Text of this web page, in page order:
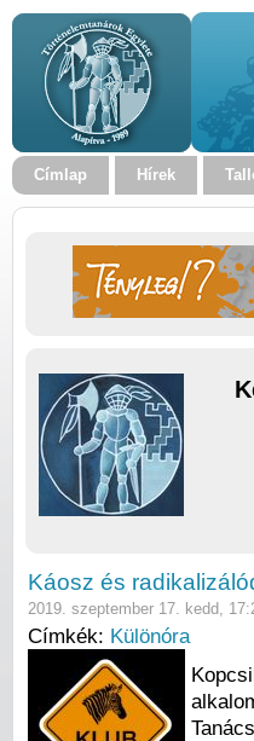
Címlap Hírek
Káosz és
2019. szeptember 17. kedd,
Címkék: Különóra